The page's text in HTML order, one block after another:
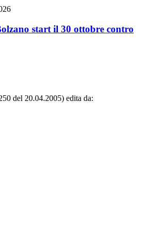
start il 30 ottobre contro
del 20.04.2005) edita da: